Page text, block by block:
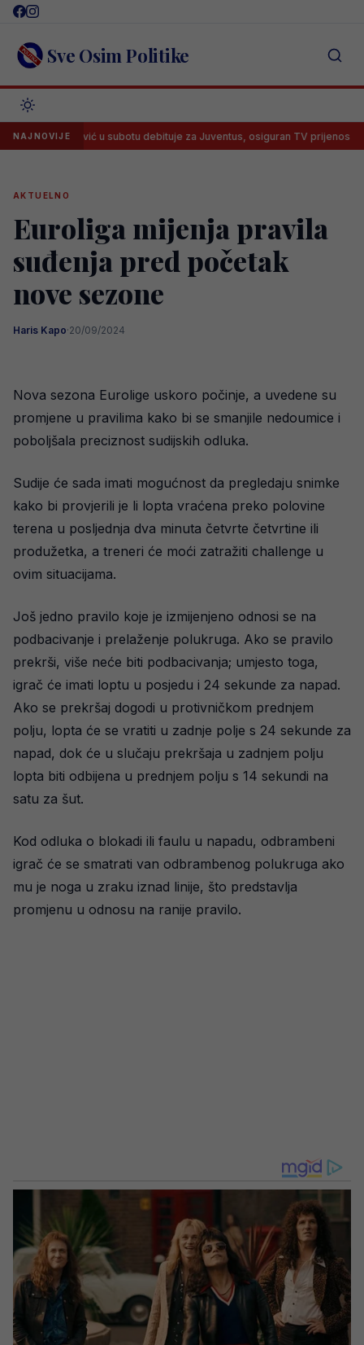
Skip
content Sve Osim Politike
NAJNOVIJEu subotu debituje za Juventus, osiguran TV prijenos
AKTUELNO
Euroliga mijenja pravila
suđenja pred početak
nove sezone
Haris Kapo·20/09/2024
Nova sezona Eurolige uskoro počinje, a uvedene su
promjene u pravilima kako bi se smanjile nedoumice i
poboljšala preciznost sudijskih odluka.
Sudije će sada imati mogućnost da pregledaju snimke
kako bi provjerili je li lopta vraćena preko polovine
terena u posljednja dva minuta četvrte četvrtine ili
produžetka, a treneri će moći zatražiti challenge u
ovim situacijama.
Još jedno pravilo koje je izmijenjeno odnosi se na
podbacivanje i prelaženje polukruga. Ako se pravilo
prekrši, više neće biti podbacivanja; umjesto toga,
igrač će imati loptu u posjedu i 24 sekunde za napad.
Ako se prekršaj dogodi u protivničkom prednjem
polju, lopta će se vratiti u zadnje polje s 24 sekunde za
napad, dok će u slučaju prekršaja u zadnjem polju
lopta biti odbijena u prednjem polju s 14 sekundi na
satu za šut.
Kod odluka o blokadi ili faulu u napadu, odbrambeni
igrač će se smatrati van odbrambenog polukruga ako
mu je noga u zraku iznad linije, što predstavlja
promjenu u odnosu na ranije pravilo.